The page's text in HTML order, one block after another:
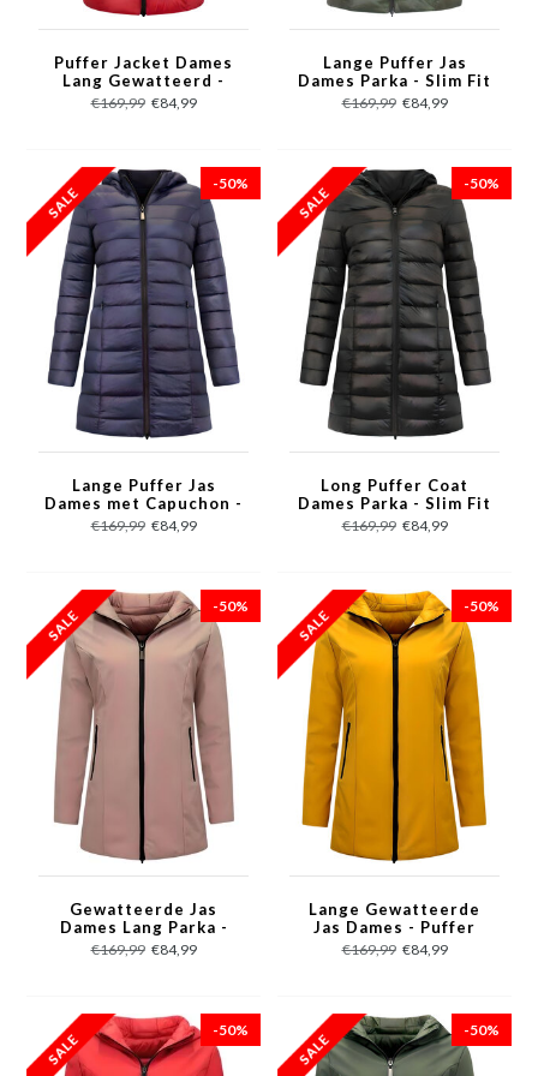
Puffer Jacket Dames
Lang Gewatteerd -
Slim Fit - 2161A -
Rood
€169,99 €84,99
Lange Puffer Jas
Dames Parka - Slim Fit
- 2161A - Groen
€169,99 €84,99
-50%
Lange Puffer Jas
Dames met Capuchon -
Slim Fit -2161A -
Blauw
€169,99 €84,99
-50%
Long Puffer Coat
Dames Parka - Slim Fit
- 2161A - Zwart
€169,99 €84,99
-50%
Gewatteerde Jas
Dames Lang Parka -
Slim Fit - 2161B - Pink
€169,99 €84,99
-50%
Lange Gewatteerde
Jas Dames - Puffer
jacket - 2161B - Geel
€169,99 €84,99
-50% -50%